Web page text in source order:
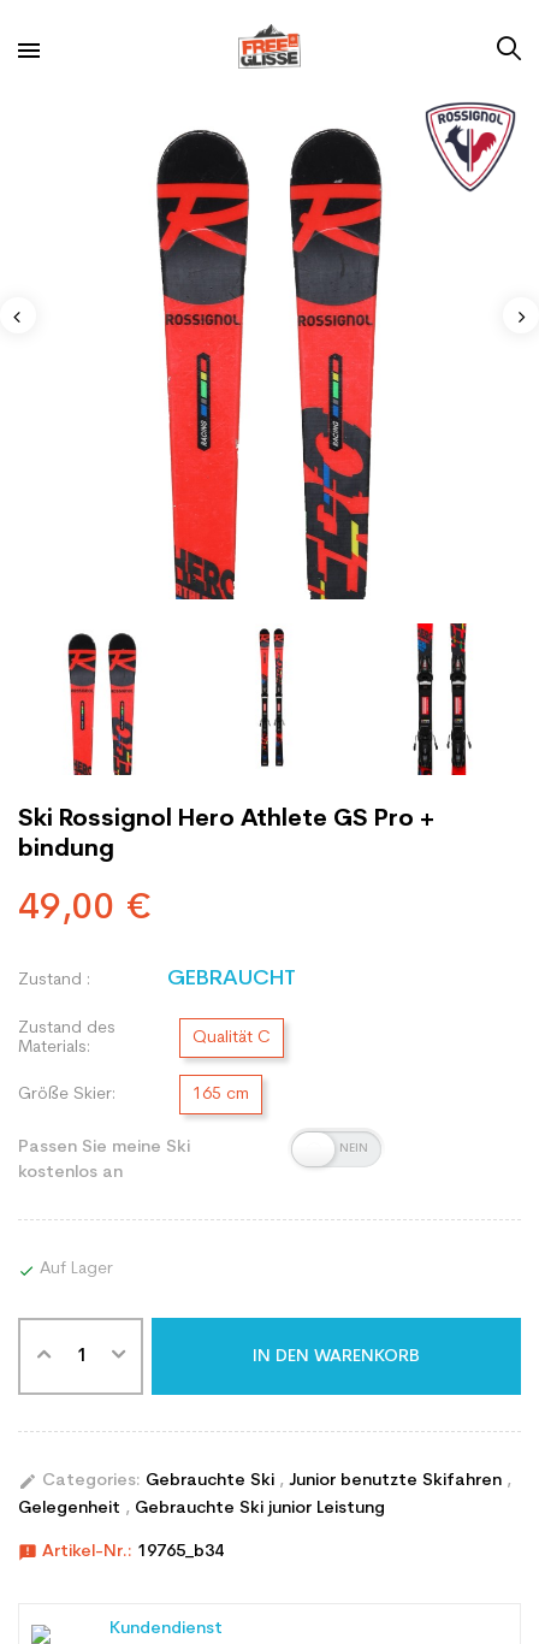
Ski Rossignol Hero Athlete GS Pro +
bindung
49,00 €
Zustand : GEBRAUCHT
Zustand des
Materials:
Qualität C
Größe Skier: 165 cm
Passen Sie meine Ski
kostenlos an
 Auf Lager
IN DEN WARENKORB
edit Categories: Gebrauchte Ski , Junior benutzte Skifahren ,
Gelegenheit , Gebrauchte Ski junior Leistung
announcement Artikel-Nr.: 19765_b34
Kundendienst